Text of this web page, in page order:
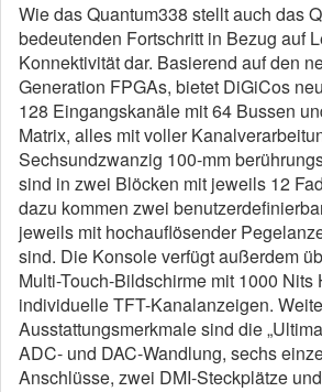
Wie das Quantum338 stellt auch das
bedeutenden Fortschritt in Bezug auf
Konnektivität dar. Basierend auf den
Generation FPGAs, bietet DiGiCos
128 Eingangskanäle mit 64 Bussen
Matrix, alles mit voller
Sechsundzwanzig 100-mm
sind in zwei Blöcken mit jeweils 12
dazu kommen zwei
jeweils mit hochauflösender
sind. Die Konsole verfügt außerdem
Multi-Touch-Bildschirme mit 1000
individuelle TFT-Kanalanzeigen.
Ausstattungsmerkmale sind die
ADC- und DAC-Wandlung, sechs
Anschlüsse, zwei DMI-Steckplätze